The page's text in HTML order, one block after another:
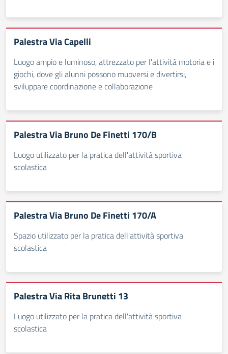
Palestra Via Capelli
Luogo ampio e luminoso, attrezzato per l'attività motoria e i
giochi, dove gli alunni possono muoversi e divertirsi,
sviluppare coordinazione e collaborazione
Palestra Via Bruno De Finetti 170/B
Luogo utilizzato per la pratica dell'attività sportiva
scolastica
Palestra Via Bruno De Finetti 170/A
Spazio utilizzato per la pratica dell'attività sportiva
scolastica
Palestra Via Rita Brunetti 13
Luogo utilizzato per la pratica dell'attività sportiva
scolastica